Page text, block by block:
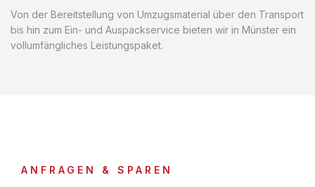
Von der Bereitstellung von Umzugsmaterial über den Transport
bis hin zum Ein- und Auspackservice bieten wir in Münster ein
vollumfängliches Leistungspaket.
ANFRAGEN & SPAREN